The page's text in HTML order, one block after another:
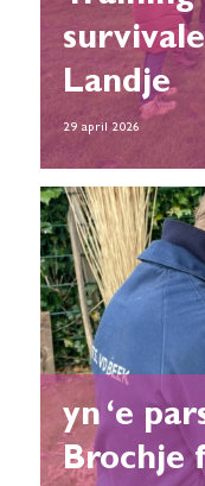
Landje
29 april 2026
yn ‘e
Brochje